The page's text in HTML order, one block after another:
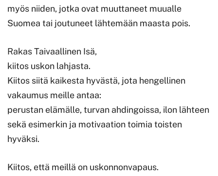
myös niiden, jotka ovat muuttaneet muualle
Suomea tai joutuneet lähtemään maasta pois.
Rakas Taivaallinen Isä,
kiitos uskon lahjasta.
Kiitos siitä kaikesta hyvästä, jota hengellinen
vakaumus meille antaa:
perustan elämälle, turvan ahdingoissa, ilon lähteen
sekä esimerkin ja motivaation toimia toisten
hyväksi.
Kiitos, että meillä on uskonnonvapaus.